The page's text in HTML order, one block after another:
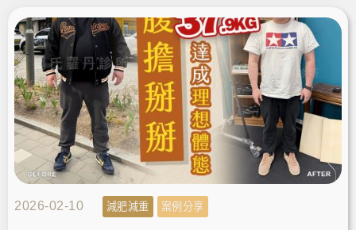
2026-02-10 減肥減重 案例分享